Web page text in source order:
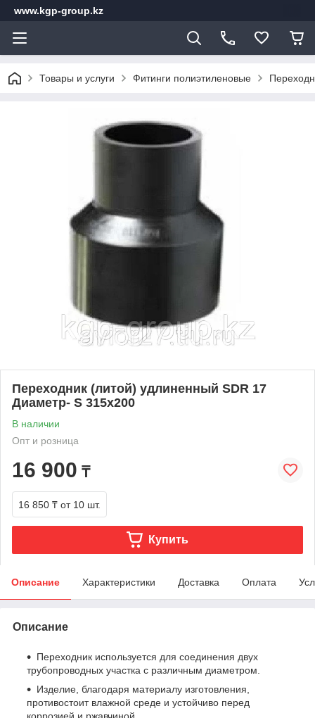
www.kgp-group.kz
Товары и услуги Фитинги полиэтиленовые
Переходник (литой) удлиненный SDR 17
Диаметр- S 315x200
В наличии
Опт и розница
16 900 ₸
16 850 ₸ от 10 шт.
Купить
Описание Характеристики Доставка Оплата
Описание
Переходник используется для соединения двух
трубопроводных участка с различным диаметром.
Изделие, благодаря материалу изготовления,
противостоит влажной среде и устойчиво перед
коррозией и ржавчиной.